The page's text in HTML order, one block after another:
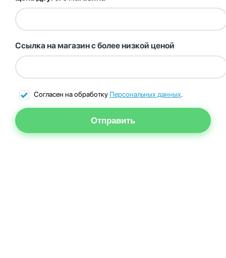
Ссылка на магазин с более низкой ценой
Согласен на обработку Персональных данных.
Отправить